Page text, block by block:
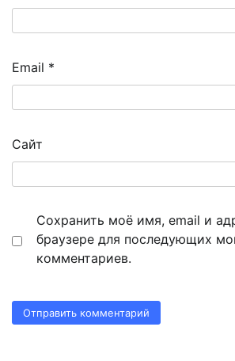
Email *
Сайт
Сохранить моё имя, email и
браузере для последующих
комментариев.